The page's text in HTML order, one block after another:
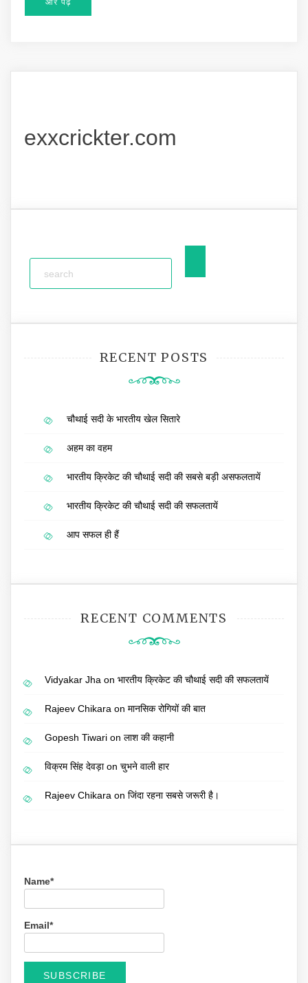
exxcrickter.com
RECENT POSTS
चौथाई सदी के भारतीय खेल सितारे
अहम का वहम
भारतीय क्रिकेट की चौथाई सदी की सबसे बड़ी असफलतायें
भारतीय क्रिकेट की चौथाई सदी की सफलतायें
आप सफल ही हैं
RECENT COMMENTS
Vidyakar Jha on भारतीय क्रिकेट की चौथाई सदी की सफलतायें
Rajeev Chikara on मानसिक रोगियों की बात
Gopesh Tiwari on लाश की कहानी
विक्रम सिंह देवड़ाon चुभने वाली हार
Rajeev Chikara on जिंदा रहना सबसे जरूरी है।
Name*
Email*